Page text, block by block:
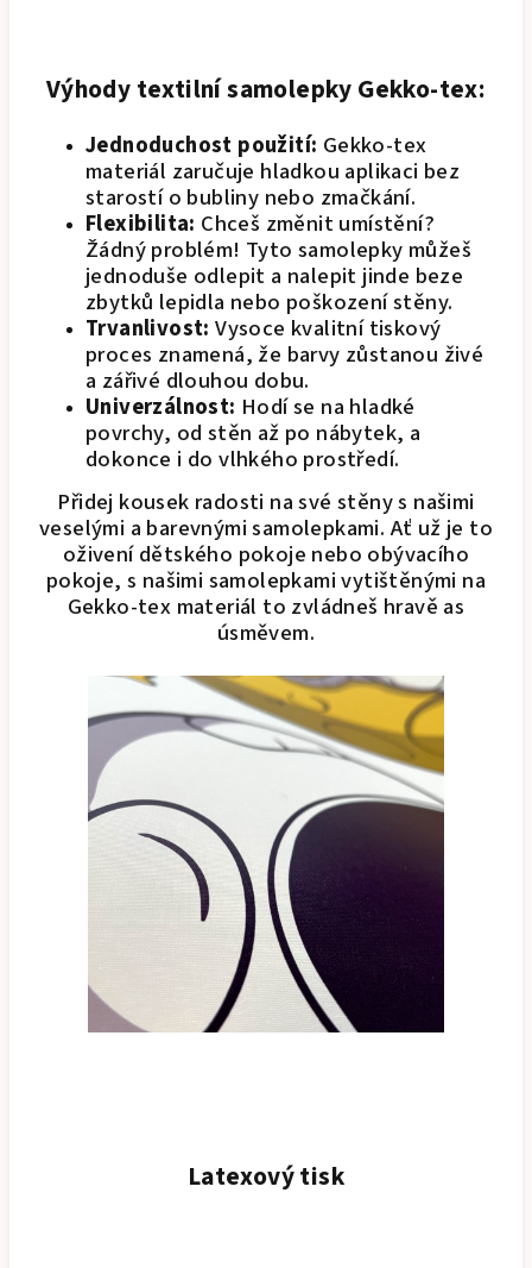
Výhody textilní samolepky Gekko-tex:
Jednoduchost použití: Gekko-tex
materiál zaručuje hladkou aplikaci bez
starostí o bubliny nebo zmačkání.
Flexibilita: Chceš změnit umístění?
Žádný problém! Tyto samolepky můžeš
jednoduše odlepit a nalepit jinde beze
zbytků lepidla nebo poškození stěny.
Trvanlivost: Vysoce kvalitní tiskový
proces znamená, že barvy zůstanou živé
a zářivé dlouhou dobu.
Univerzálnost: Hodí se na hladké
povrchy, od stěn až po nábytek, a
dokonce i do vlhkého prostředí.
Přidej kousek radosti na své stěny s našimi
veselými a barevnými samolepkami. Ať už je to
oživení dětského pokoje nebo obývacího
pokoje, s našimi samolepkami vytištěnými na
Gekko-tex materiál to zvládneš hravě as
úsměvem.
Latexový tisk